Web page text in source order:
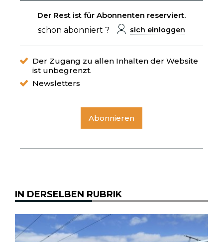
Der Rest ist für Abonnenten reserviert.
schon abonniert ?
sich einloggen
Der Zugang zu allen Inhalten der Website
ist unbegrenzt.
Newsletters
Abonnieren
IN DERSELBEN RUBRIK